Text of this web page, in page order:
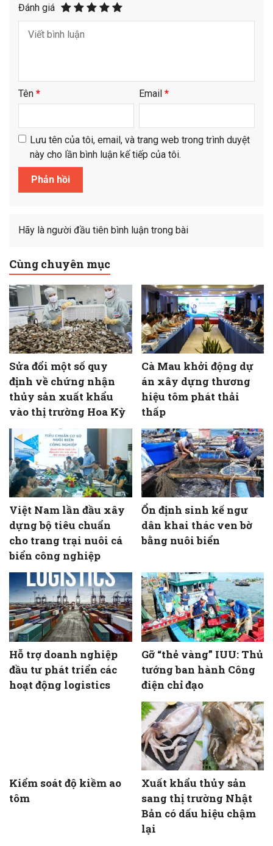
Đánh giá
Tên * Email *
Lưu tên của tôi, email, và trang web trong trình duyệt
này cho lần bình luận kế tiếp của tôi.
Hãy là người đầu tiên bình luận trong bài
Cùng chuyên mục
Sửa đổi một số quy
định về chứng nhận
thủy sản xuất khẩu
vào thị trường Hoa Kỳ
Cà Mau khởi động dự
án xây dựng thương
hiệu tôm phát thải
thấp
Việt Nam lần đầu xây
dựng bộ tiêu chuẩn
cho trang trại nuôi cá
biển công nghiệp
Ổn định sinh kế ngư
dân khai thác ven bờ
bằng nuôi biển
Hỗ trợ doanh nghiệp
đầu tư phát triển các
hoạt động logistics
Gỡ “thẻ vàng” IUU: Thủ
tướng ban hành Công
điện chỉ đạo
Kiểm soát độ kiềm ao
tôm
Xuất khẩu thủy sản
sang thị trường Nhật
Bản có dấu hiệu chậm
lại